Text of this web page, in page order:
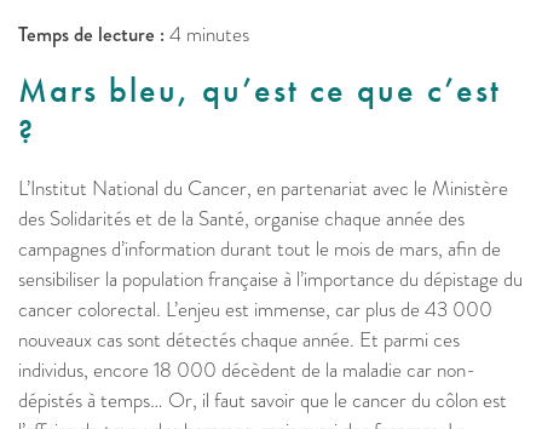
Temps de lecture : 4 minutes
Mars bleu, qu’est ce que c’est
?
L’Institut National du Cancer, en partenariat avec le Ministère
des Solidarités et de la Santé, organise chaque année des
campagnes d’information durant tout le mois de mars, afin de
sensibiliser la population française à l’importance du dépistage du
cancer colorectal. L’enjeu est immense, car plus de 43 000
nouveaux cas sont détectés chaque année. Et parmi ces
individus, encore 18 000 décèdent de la maladie car non-
dépistés à temps… Or, il faut savoir que le cancer du côlon est